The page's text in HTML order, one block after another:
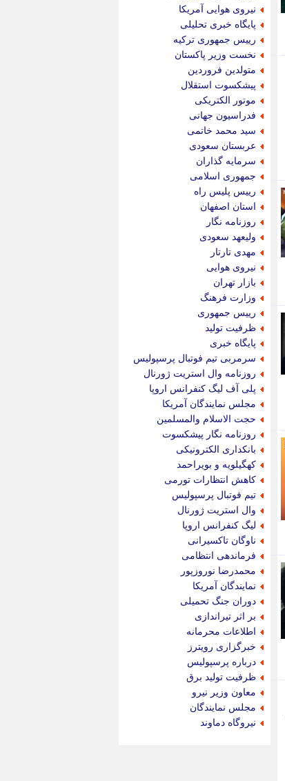
نیروی هوایی آمریکا
پایگاه خبری تحلیلی
رییس جمهوری ترکیه
نخست وزیر پاکستان
متولدین فروردین
پیشکسوت استقلال
موتور الکتریکی
فدراسیون جهانی
سید محمد خاتمی
عربستان سعودی
سرمایه گذاران
جمهوری اسلامی
رییس پلیس راه
استان اصفهان
روزنامه نگار
ولیعهد سعودی
مهدی تارتار
نیروی هوایی
بازار تهران
وزارت فرهنگ
رییس جمهوری
ظرفیت تولید
پایگاه خبری
سرمربی تیم فوتبال پرسپولیس
روزنامه وال استریت ژورنال
پلی آف لیگ کنفرانس اروپا
مجلس نمایندگان آمریکا
حجت الاسلام والمسلمین
روزنامه نگار پیشکسوت
بانکداری الکترونیکی
کهگیلویه و بویراحمد
کاهش انتظارات تورمی
تیم فوتبال پرسپولیس
وال استریت ژورنال
لیگ کنفرانس اروپا
ناوگان تاکسیرانی
فرماندهی انتظامی
محمدرضا نوروزپور
نمایندگان آمریکا
دوران جنگ تحمیلی
بر اثر تیراندازی
اطلاعات محرمانه
خبرگزاری رویترز
درباره پرسپولیس
ظرفیت تولید برق
معاون وزیر نیرو
مجلس نمایندگان
نیروگاه دماوند